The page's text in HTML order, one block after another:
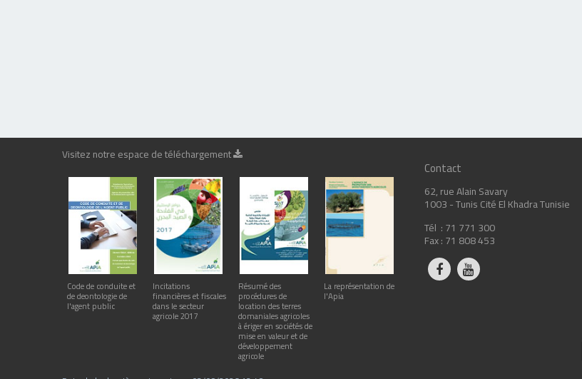
Visitez notre espace de téléchargement
Code de conduite et
de deontologie de
l'agent public
Incitations
financières et fiscales
dans le secteur
agricole 2017
Résumé des
procédures de
location des terres
domaniales agricoles
à ériger en sociétés de
mise en valeur et de
développement
agricole
La représentation de
l'Apia
Contact
62, rue Alain Savary
1003 - Tunis Cité El Khadra Tunisie
Tél : 71 771 300
Fax : 71 808 453